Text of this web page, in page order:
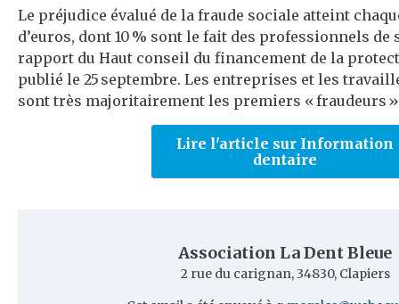
Le préjudice évalué de la fraude sociale atteint
d’euros, dont 10 % sont le fait des professionnels de
rapport du Haut conseil du financement de la
publié le 25 septembre. Les entreprises et les
sont très majoritairement les premiers « fraudeurs
Lire l'article sur Information
dentaire
Association La Dent Bleue
2 rue du carignan, 34830, Clapiers